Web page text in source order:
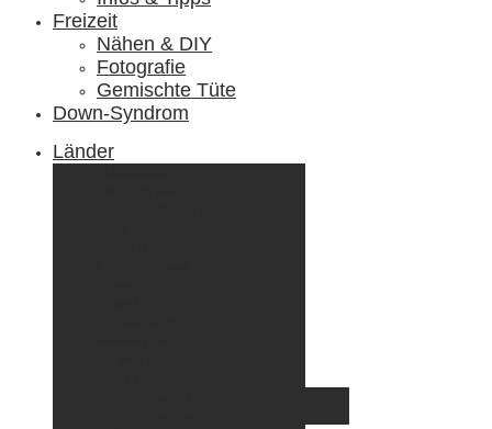
Freizeit
Nähen & DIY
Fotografie
Gemischte Tüte
Down-Syndrom
Länder